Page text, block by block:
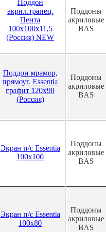
Поддон
акрил.трапец.
Пента
100х100х11,5
(Россия) NEW
Поддоны
акриловые
BAS
Поддон мрамор,
прямоуг. Essentia
графит 120х90
(Россия)
Поддоны
акриловые
BAS
Экран п/с Essentia
100х100
Поддоны
акриловые
BAS
Экран п/с Essentia
100х80
Поддоны
акриловые
BAS